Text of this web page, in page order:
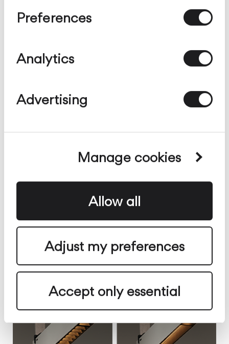
Preferences
Analytics
Advertising
Manage cookies
Allow all
Adjust my preferences
Accept only essential
dirigida
ø 60 cm, ø 80 cm